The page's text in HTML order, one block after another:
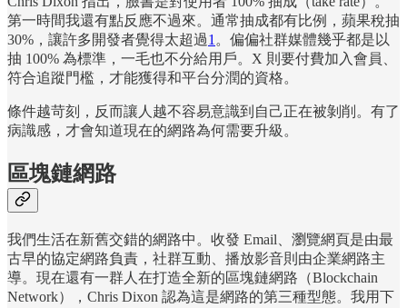
第一時間我還有點反應不過來。通常抽成都有比例，蘋果稅抽
30%，讓許多開發者覺得太超過1 。偏偏社群媒體幾乎都是以
抽 100% 為標準，一毛也不分給用戶。X 則要付費加入會員、
符合追蹤門檻，才能獲得和平台分潤的資格。
條件越苛刻，反而讓人越不容易意識到自己正在被剝削。有了
病識感，才會知道現在的網路為何需要升級。
區塊鏈網路
我們生活在新舊交錯的網路中。收發 Email、瀏覽網頁是由最
古早的協定網路負責，社群互動、播放影音則由企業網路主
導。現在還有一群人在打造全新的區塊鏈網路（Blockchain
Network），Chris Dixon 認為這是網路的第三種型態。我用下